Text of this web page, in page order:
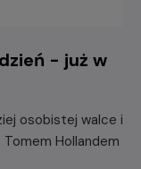
- już w
osobistej walce i
Hollandem